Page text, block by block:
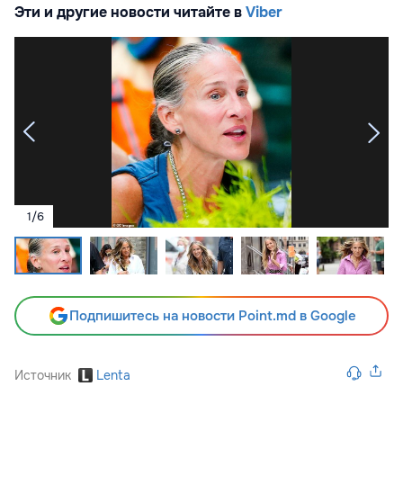
Эти и другие новости читайте вViber
1/6
Подпишитесь на новости Point.md в Google
Источник Lenta